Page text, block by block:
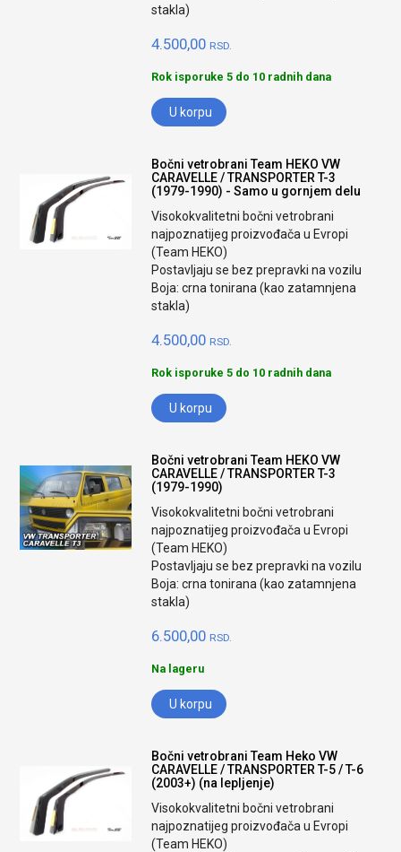
stakla)
4.500,00 RSD.
Rok isporuke 5 do 10 radnih dana
U korpu
Bočni vetrobrani Team HEKO VW
CARAVELLE / TRANSPORTER T-3
(1979-1990) - Samo u gornjem delu
Visokokvalitetni bočni vetrobrani
najpoznatijeg proizvođača u Evropi
(Team HEKO)
Postavljaju se bez prepravki na vozilu
Boja: crna tonirana (kao zatamnjena
stakla)
4.500,00 RSD.
Rok isporuke 5 do 10 radnih dana
U korpu
Bočni vetrobrani Team HEKO VW
CARAVELLE / TRANSPORTER T-3
(1979-1990)
Visokokvalitetni bočni vetrobrani
najpoznatijeg proizvođača u Evropi
(Team HEKO)
Postavljaju se bez prepravki na vozilu
Boja: crna tonirana (kao zatamnjena
stakla)
6.500,00 RSD.
Na lageru
U korpu
Bočni vetrobrani Team Heko VW
CARAVELLE / TRANSPORTER T-5 / T-6
(2003+) (na lepljenje)
Visokokvalitetni bočni vetrobrani
najpoznatijeg proizvođača u Evropi
(Team HEKO)